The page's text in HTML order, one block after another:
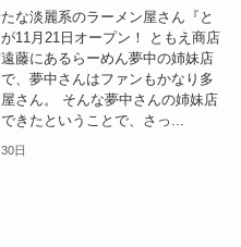
な淡麗系のラーメン屋さん『と
11月21日オープン！ ともえ商店
藤にあるらーめん夢中の姉妹店
、夢中さんはファンもかなり多
さん。 そんな夢中さんの姉妹店
きたということで、さっ...
日